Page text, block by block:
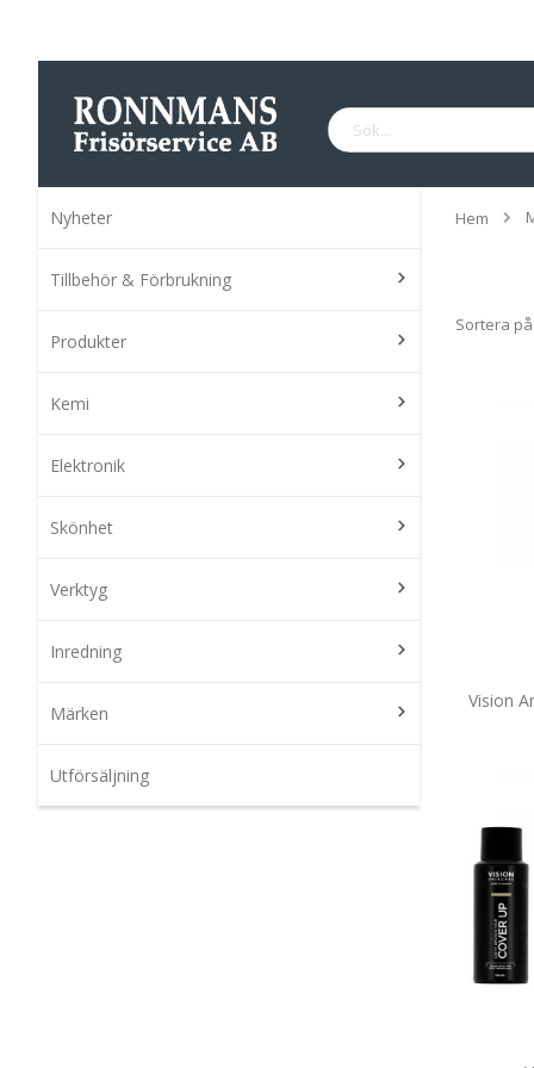
till
Sök
Nyheter
Tillbehör & Förbrukning
Produkter
Kemi
Elektronik
Skönhet
Verktyg
Inredning
Märken
Utförsäljning
Hem
Sortera på
Vision